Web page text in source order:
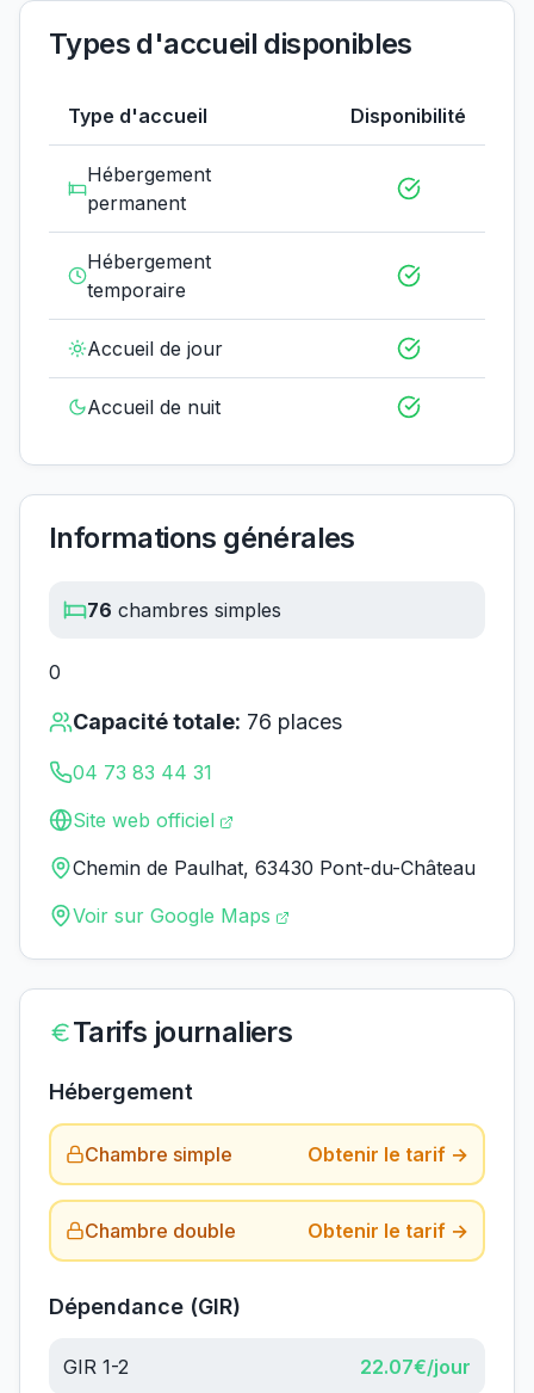
Types d'accueil disponibles
Type d'accueil Disponibilité
Hébergement
permanent
Hébergement
temporaire
Accueil de jour
Accueil de nuit
Informations générales
76 chambres simples
0
Capacité totale: 76 places
04 73 83 44 31
Site web officiel
Chemin de Paulhat, 63430 Pont-du-Château
Voir sur Google Maps
Tarifs journaliers
Hébergement
Chambre simple Obtenir le tarif →
Chambre double Obtenir le tarif →
Dépendance (GIR)
GIR 1-2 22.07€/jour